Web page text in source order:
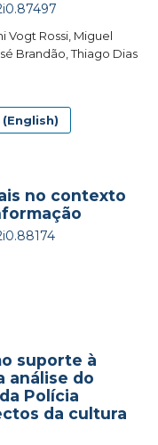
Vogt Rossi, Miguel
Brandão, Thiago Dias
(English)
no contexto
suporte à
análise do
Polícia
da cultura